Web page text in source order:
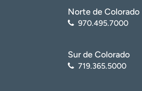
Norte de Colorado
970.495.7000
Sur de Colorado
719.365.5000